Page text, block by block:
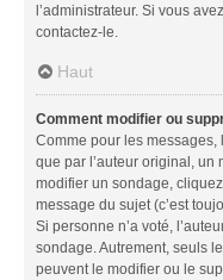
l’administrateur. Si vous
contactez-le.
Haut
Comment modifier ou
Comme pour les
que par l’auteur original, un
modifier un sondage,
message du sujet (c’est
Si personne n’a voté,
sondage. Autrement, seuls
peuvent le modifier ou le